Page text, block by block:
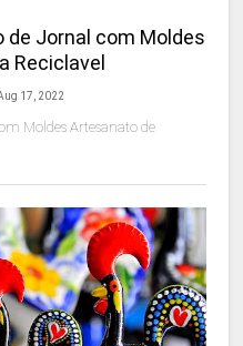
Jornal com Moldes
Reciclavel
17, 2022
Moldes Artesanato de